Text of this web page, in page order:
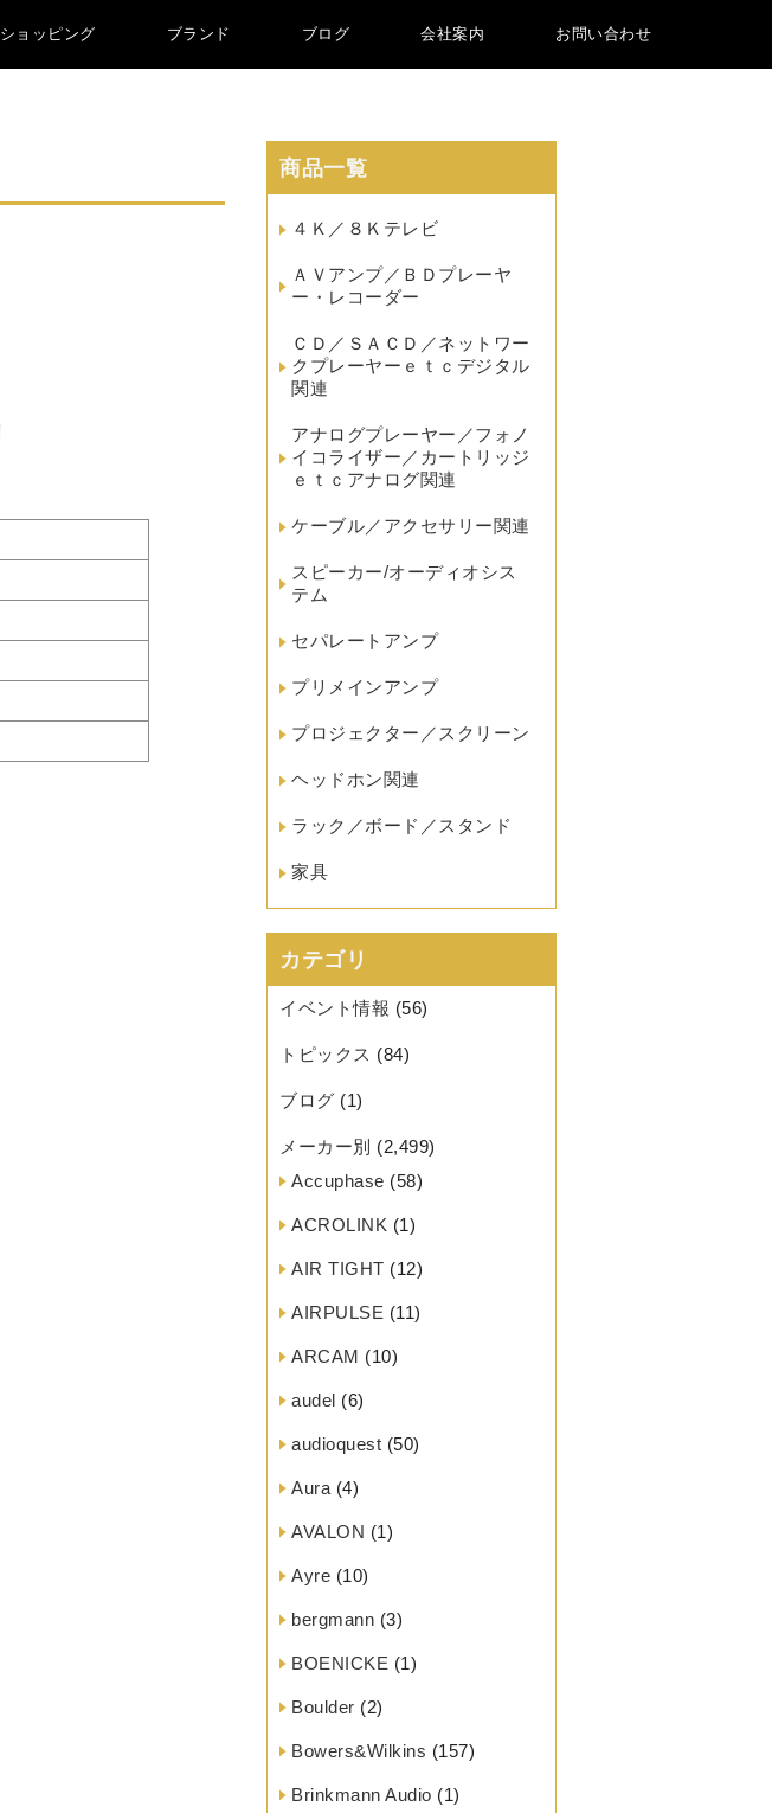
ショッピング ブランド ブログ 会社案内 お問い合わせ
商品一覧
４Ｋ／８Ｋテレビ
ＡＶアンプ／ＢＤプレーヤ
ー・レコーダー
ＣＤ／ＳＡＣＤ／ネットワー
クプレーヤーｅｔｃデジタル
関連
アナログプレーヤー／フォノ
イコライザー／カートリッジ
ｅｔｃアナログ関連
ケーブル／アクセサリー関連
スピーカー/オーディオシス
テム
セパレートアンプ
プリメインアンプ
プロジェクター／スクリーン
ヘッドホン関連
ラック／ボード／スタンド
家具
カテゴリ
イベント情報 (56)
トピックス (84)
ブログ (1)
メーカー別 (2,499)
Accuphase (58)
ACROLINK (1)
AIR TIGHT (12)
AIRPULSE (11)
ARCAM (10)
audel (6)
audioquest (50)
Aura (4)
AVALON (1)
Ayre (10)
bergmann (3)
BOENICKE (1)
Boulder (2)
Bowers&Wilkins (157)
Brinkmann Audio (1)